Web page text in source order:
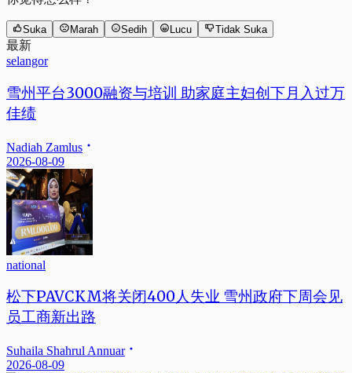
Suka Marah Sedih Lucu Tidak Suka
最新
selangor
雪州平台3000融资与培训 助家庭主妇创下月入过万
佳绩
Nadiah Zamlus
2026-08-09
national
松下PAVCKM将关闭400人失业 雪州政府下周会见
员工商新出路
Suhaila Shahrul Annuar
2026-08-09